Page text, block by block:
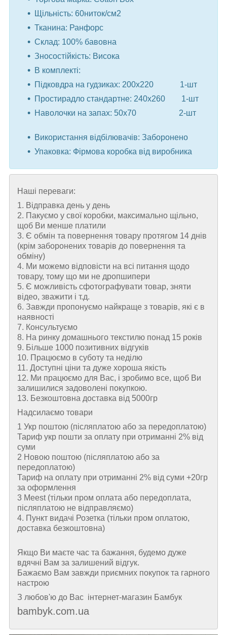
Щільність: 60ниток/см2
Тканина: Ранфорс
Склад: 100% бавовна
Зносостійкість: Висока
В комплекті:
Підковдра на гудзиках: 200x220 1-шт
Простирадло стандартне: 240x260 1-шт
Наволочки на запах: 50x70 2-шт
Використання відбілювачів: Заборонено
Упаковка: Фірмова коробка від виробника
Наші переваги:
1. Відправка день у день
2. Пакуємо у свої коробки, максимально щільно,
щоб Ви менше платили
3. Є обмін та повернення товару протягом 14 днів
(крім заборонених товарів до повернення та
обміну)
4. Ми можемо відповісти на всі питання щодо
товару, тому що ми не дропшипери
5. Є можливість сфотографувати товар, зняти
відео, зважити і т.д.
6. Завжди пропонуємо найкраще з товарів, які є в
наявності
7. Консультуємо
8. На ринку домашнього текстилю понад 15 років
9. Більше 1000 позитивних відгуків
10. Працюємо в суботу та неділю
11. Доступні ціни та дуже хороша якість
12. Ми працюємо для Вас, і зробимо все, щоб Ви
залишилися задоволені покупкою.
13. Безкоштовна доставка від 5000гр
Надсилаємо товари
1 Укр поштою (пiсляплатою або за передоплатою)
Тариф укр пошти за оплату при отриманні 2% від
суми
2 Новою поштою (пiсляплатою або за
передоплатою)
Тариф на оплату при отриманні 2% від суми +20гр
за оформлення
3 Meest (тільки пром оплата або передоплата,
післяплатою не відправляємо)
4. Пункт видачі Розетка (тільки пром оплатою,
доставка безкоштовна)
Якщо Ви маєте час та бажання, будемо дуже
вдячні Вам за залишений відгук.
Бажаємо Вам завжди приємних покупок та гарного
настрою
З любов'ю до Вас інтернет-магазин Бамбук
bambyk.com.ua